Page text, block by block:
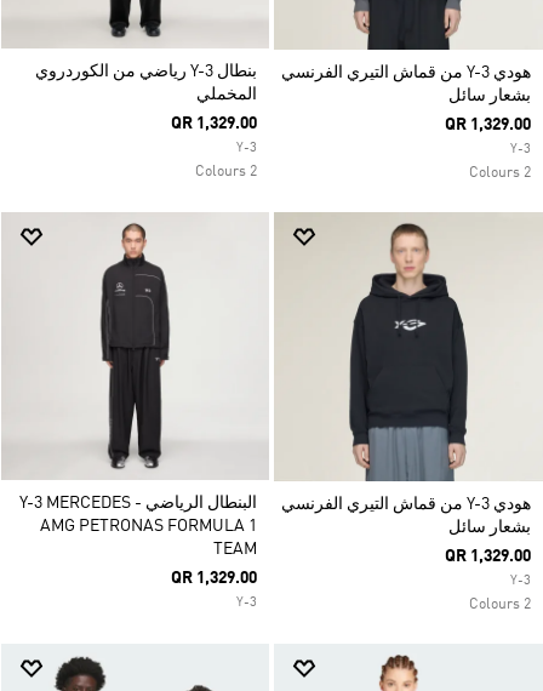
هودي Y-3 من قماش التيري الفرنسي
بشعار سائل
QR 1,329.00
Y-3
2 Colours
بنطال Y-3 رياضي من الكوردروي
المخملي
QR 1,329.00
Y-3
2 Colours
هودي Y-3 من قماش التيري الفرنسي
بشعار سائل
QR 1,329.00
Y-3
2 Colours
البنطال الرياضي Y-3 MERCEDES -
AMG PETRONAS FORMULA 1
TEAM
QR 1,329.00
Y-3